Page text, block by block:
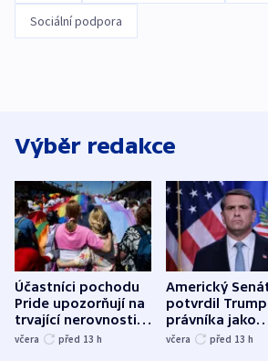
Sociální podpora
Výběr redakce
Účastníci pochodu
Pride upozorňují na
trvající nerovnosti i
společenskou
včera před 13 h
Americký
potvrdil
právníka jako
ministra
včera před 13 h